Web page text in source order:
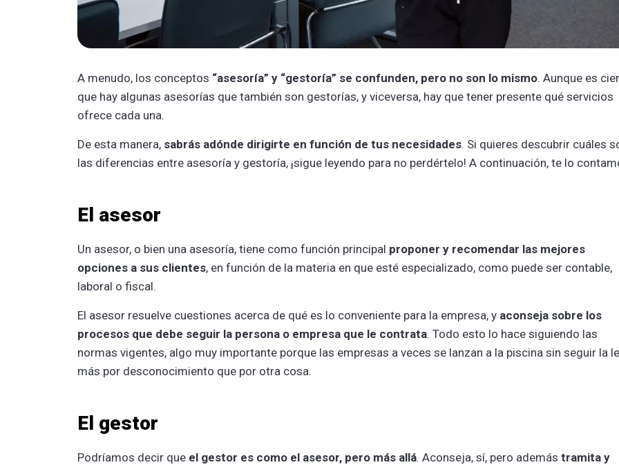
A menudo, los conceptos “asesoría” y “gestoría” se confunden, pero no son lo mismo. Aunque es
que hay algunas asesorías que también son gestorías, y viceversa, hay que tener presente qué servicios
ofrece cada una.
De esta manera, sabrás adónde dirigirte en función de tus necesidades. Si quieres descubrir cuáles
las diferencias entre asesoría y gestoría, ¡sigue leyendo para no perdértelo! A continuación, te lo
El asesor
Un asesor, o bien una asesoría, tiene como función principal proponer y recomendar las mejores
opciones a sus clientes, en función de la materia en que esté especializado, como puede ser contable,
laboral o fiscal.
El asesor resuelve cuestiones acerca de qué es lo conveniente para la empresa, y aconseja sobre los
procesos que debe seguir la persona o empresa que le contrata. Todo esto lo hace siguiendo las
normas vigentes, algo muy importante porque las empresas a veces se lanzan a la piscina sin seguir la
más por desconocimiento que por otra cosa.
El gestor
Podríamos decir que el gestor es como el asesor, pero más allá. Aconseja, sí, pero además tramita y